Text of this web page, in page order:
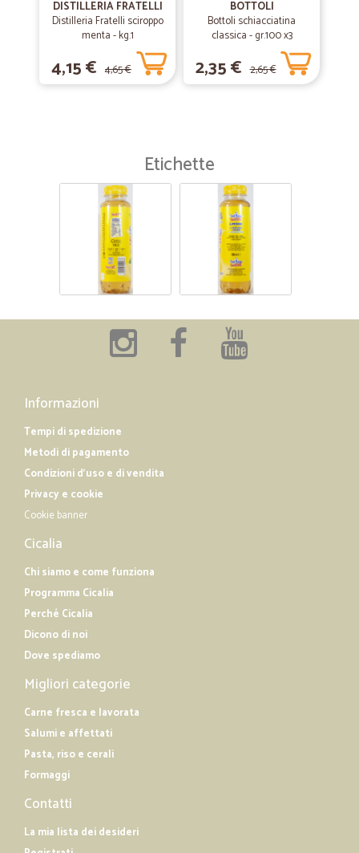
DISTILLERIA FRATELLI
Distilleria Fratelli sciroppo
menta - kg.1
4,15 € 4,65 €
BOTTOLI
Bottoli schiacciatina
classica - gr.100 x3
2,35 € 2,65 €
Etichette
Informazioni
Tempi di spedizione
Metodi di pagamento
Condizioni d'uso e di vendita
Privacy e cookie
Cookie banner
Cicalia
Chi siamo e come funziona
Programma Cicalia
Perché Cicalia
Dicono di noi
Dove spediamo
Migliori categorie
Carne fresca e lavorata
Salumi e affettati
Pasta, riso e cerali
Formaggi
Contatti
La mia lista dei desideri